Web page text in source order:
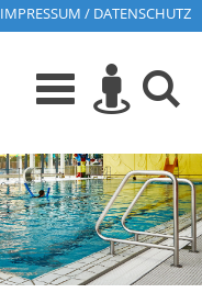
IMPRESSUM / DATENSCHUTZ